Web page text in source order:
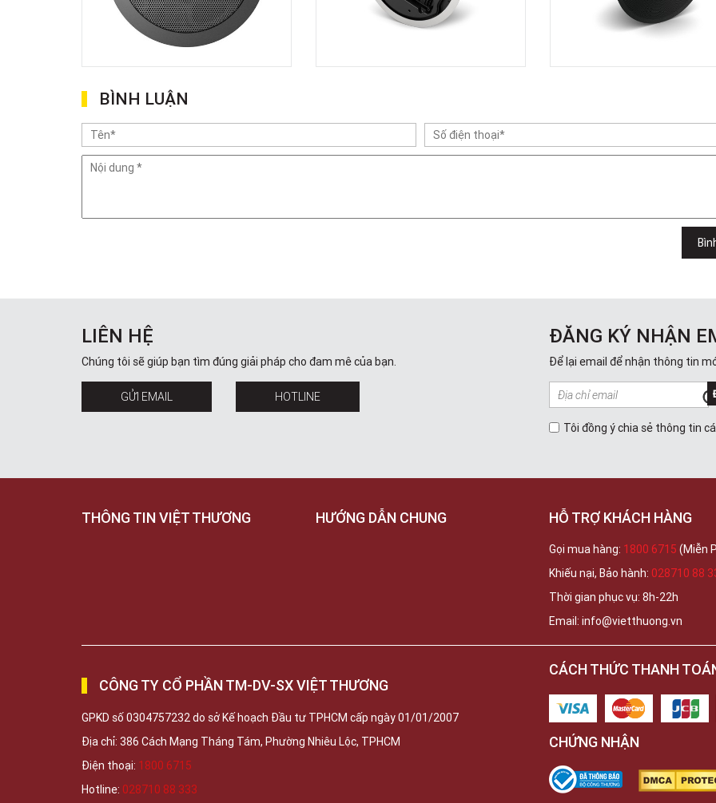
BÌNH LUẬN
LIÊN HỆ
Chúng tôi sẽ giúp bạn tìm đúng giải pháp cho đam mê của bạn.
GỬI EMAIL HOTLINE
ĐĂNG KÝ NHẬN
Để lại email để nhận thông tin
Tôi đồng ý chia sẻ thông tin
THÔNG TIN VIỆT THƯƠNG HƯỚNG DẪN CHUNG HỖ TRỢ KHÁCH HÀNG
Gọi mua hàng: 1800 6715 (Miễn
Khiếu nại, Bảo hành: 028710 88
Thời gian phục vụ: 8h-22h
Email: info@vietthuong.vn
CÔNG TY CỔ PHẦN TM-DV-SX VIỆT THƯƠNG
GPKD số 0304757232 do sở Kế hoạch Đầu tư TPHCM cấp ngày 01/01/2007
Địa chỉ: 386 Cách Mạng Tháng Tám, Phường Nhiêu Lộc, TPHCM
Điện thoại: 1800 6715
Hotline: 028710 88 333
CÁCH THỨC THANH
CHỨNG NHẬN